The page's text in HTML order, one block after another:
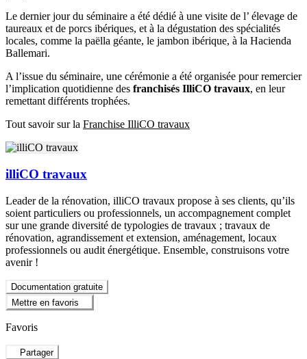
Le dernier jour du séminaire a été dédié à une visite de l’ élevage de
taureaux et de porcs ibériques, et à la dégustation des spécialités
locales, comme la paëlla géante, le jambon ibérique, à la Hacienda
Ballemari.
A l’issue du séminaire, une cérémonie a été organisée pour remercier
l’implication quotidienne des franchisés IlliCO travaux, en leur
remettant différents trophées.
Tout savoir sur la Franchise IlliCO travaux
illiCO travaux
Leader de la rénovation, illiCO travaux propose à ses clients, qu’ils
soient particuliers ou professionnels, un accompagnement complet
sur une grande diversité de typologies de travaux ; travaux de
rénovation, agrandissement et extension, aménagement, locaux
professionnels ou audit énergétique. Ensemble, construisons votre
avenir !
Documentation gratuite
Mettre en favoris
Favoris
Partager